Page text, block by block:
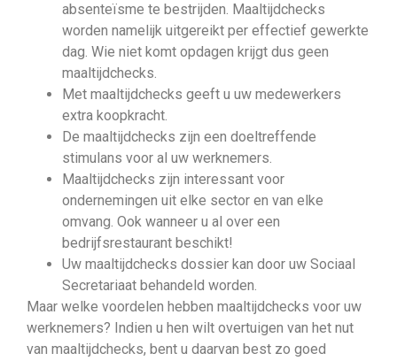
absenteïsme te bestrijden. Maaltijdchecks
worden namelijk uitgereikt per effectief gewerkte
dag. Wie niet komt opdagen krijgt dus geen
maaltijdchecks.
Met maaltijdchecks geeft u uw medewerkers
extra koopkracht.
De maaltijdchecks zijn een doeltreffende
stimulans voor al uw werknemers.
Maaltijdchecks zijn interessant voor
ondernemingen uit elke sector en van elke
omvang. Ook wanneer u al over een
bedrijfsrestaurant beschikt!
Uw maaltijdchecks dossier kan door uw Sociaal
Secretariaat behandeld worden.
Maar welke voordelen hebben maaltijdchecks voor uw
werknemers? Indien u hen wilt overtuigen van het nut
van maaltijdchecks, bent u daarvan best zo goed